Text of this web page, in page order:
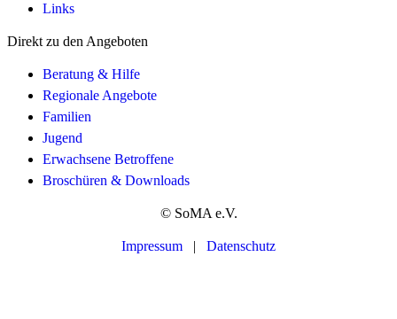
Links
Direkt zu den Angeboten
Beratung & Hilfe
Regionale Angebote
Familien
Jugend
Erwachsene Betroffene
Broschüren & Downloads
© SoMA e.V.
Impressum | Datenschutz